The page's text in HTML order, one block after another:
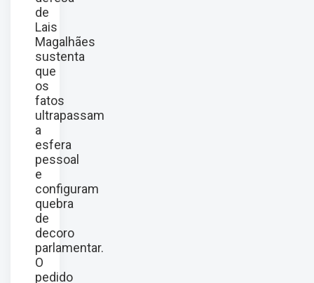
de
Lais
Magalhães
sustenta
que
os
fatos
ultrapassam
a
esfera
pessoal
e
configuram
quebra
de
decoro
parlamentar.
O
pedido